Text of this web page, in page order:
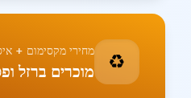
♻️ מחירי מקסימום +
מוכרים ברזל